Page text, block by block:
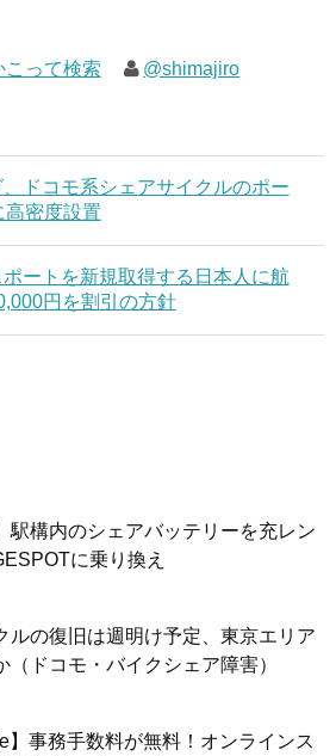
こって検索 @shimajiro
ドコモ系シェアサイクルのポー
高密度設置
ポートを新規取得する日本人に航
円を割引の方針
駅構内のシェアバッテリーを充レン
に乗り換え
ルの復旧は週明け予定、東京エリア
（ドコモ・バイクシェア障害）
】事務手数料が無料！オンラインス